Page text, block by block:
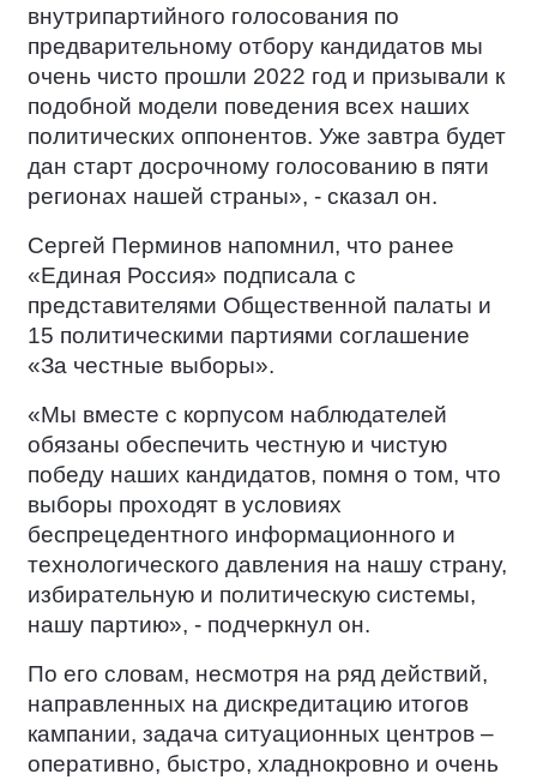
внутрипартийного голосования по
предварительному отбору кандидатов мы
очень чисто прошли 2022 год и призывали к
подобной модели поведения всех наших
политических оппонентов. Уже завтра будет
дан старт досрочному голосованию в пяти
регионах нашей страны», - сказал он.
Сергей Перминов напомнил, что ранее
«Единая Россия» подписала с
представителями Общественной палаты и
15 политическими партиями соглашение
«За честные выборы».
«Мы вместе с корпусом наблюдателей
обязаны обеспечить честную и чистую
победу наших кандидатов, помня о том, что
выборы проходят в условиях
беспрецедентного информационного и
технологического давления на нашу страну,
избирательную и политическую системы,
нашу партию», - подчеркнул он.
По его словам, несмотря на ряд действий,
направленных на дискредитацию итогов
кампании, задача ситуационных центров –
оперативно, быстро, хладнокровно и очень